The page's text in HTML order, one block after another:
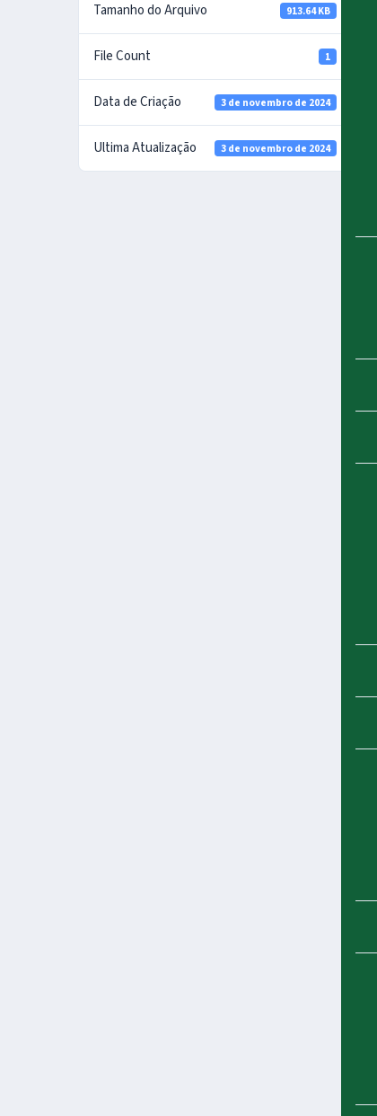
Tamanho do Arquivo 913.64 KB
File Count 1
Data de Criação 3 de novembro de 2024
Ultima Atualização 3 de novembro de 2024